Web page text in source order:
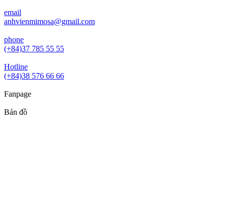
email
anhvienmimosa@gmail.com
phone
(+84)37 785 55 55
Hotline
(+84)38 576 66 66
Fanpage
Bản đồ